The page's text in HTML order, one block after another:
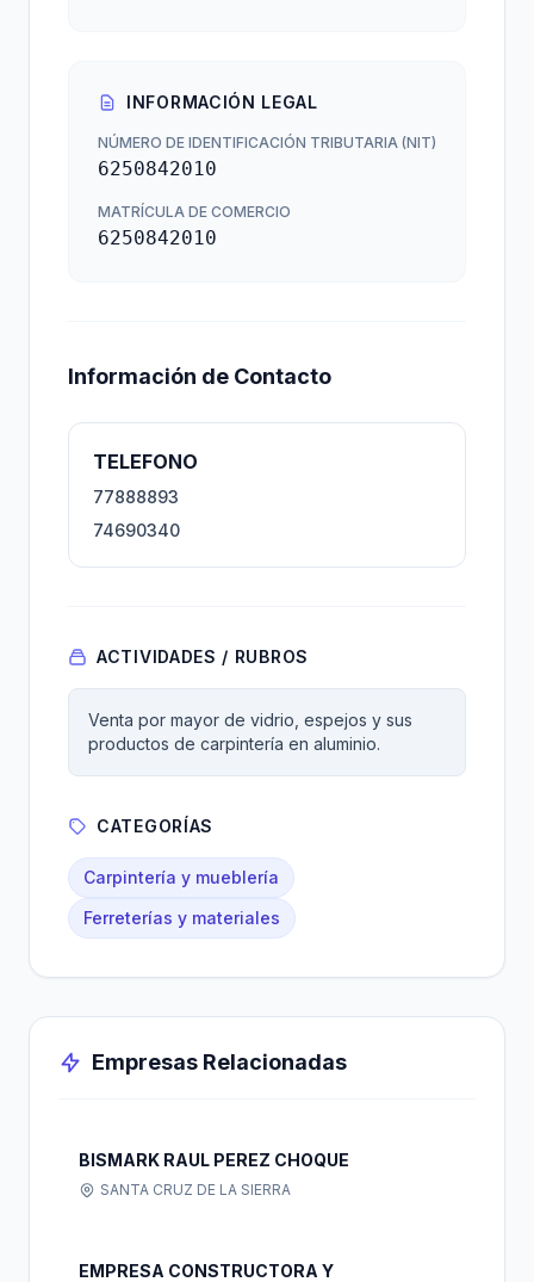
INFORMACIÓN LEGAL
NÚMERO DE IDENTIFICACIÓN TRIBUTARIA (NIT)
6250842010
MATRÍCULA DE COMERCIO
6250842010
Información de Contacto
TELEFONO
77888893
74690340
ACTIVIDADES / RUBROS
Venta por mayor de vidrio, espejos y sus
productos de carpintería en aluminio.
CATEGORÍAS
Carpintería y mueblería
Ferreterías y materiales
Empresas Relacionadas
BISMARK RAUL PEREZ CHOQUE
SANTA CRUZ DE LA SIERRA
EMPRESA CONSTRUCTORA Y